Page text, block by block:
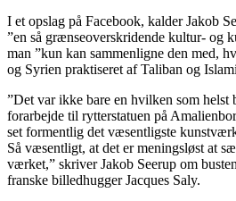
I et opslag på Facebook, kalder Jakob
”en så grænseoverskridende kultur- og
man ”kun kan sammenligne den med,
og Syrien praktiseret af Taliban og
”Det var ikke bare en hvilken som helst
forarbejde til rytterstatuen på
set formentlig det væsentligste
Så væsentligt, at det er meningsløst at
værket,” skriver Jakob Seerup om
franske billedhugger Jacques Saly.